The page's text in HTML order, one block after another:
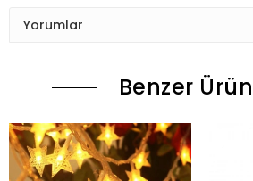
Yorumlar
Benzer